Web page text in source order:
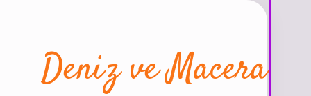
Deniz ve Macera